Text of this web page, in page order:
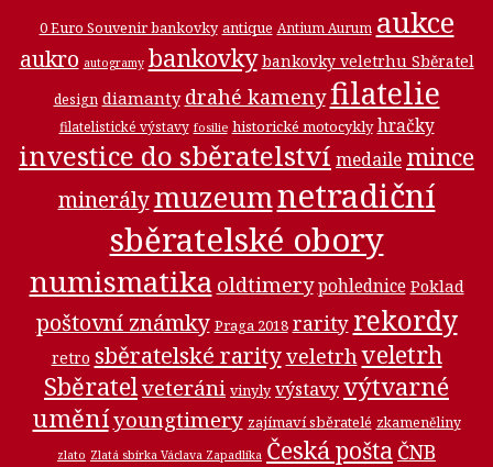
0 Euro Souvenir bankovky antique Antium Aurum aukce
aukro autogramy bankovky bankovky veletrhu Sběratel
design diamanty drahé kamenyfilatelie
filatelistické výstavy fosilie historické motocykly hračky
investice do sběratelství medaile mince
minerálymuzeumnetradiční
sběratelské obory
numismatika oldtimery pohlednice Poklad
poštovní známky Praga 2018 rarity rekordy
retro sběratelské rarityveletrhveletrh
Sběratelveteráni vinyly výstavyvýtvarné
uměníyoungtimery zajímaví sběratelé zkameněliny
zlato Zlatá sbírka Václava Zapadlíka Česká pošta ČNB